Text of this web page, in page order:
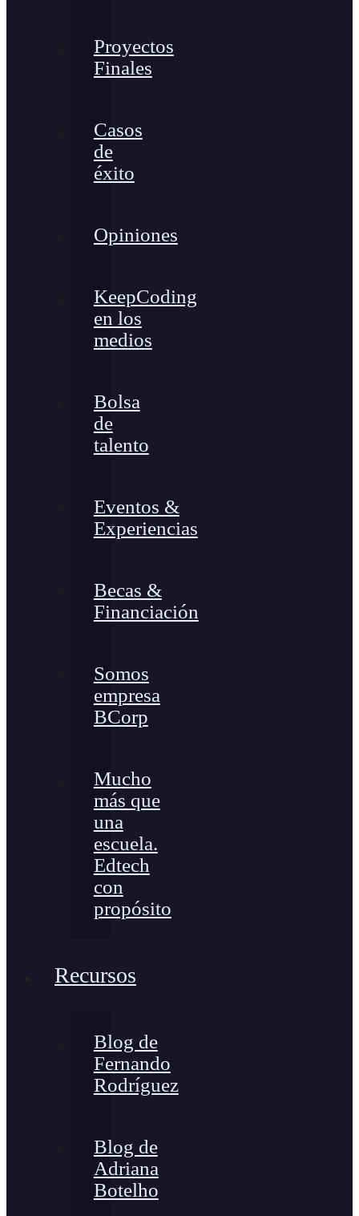
Proyectos
Finales
Casos
de
éxito
Opiniones
KeepCoding
en los
medios
Bolsa
de
talento
Eventos &
Experiencias
Becas &
Financiación
Somos
empresa
BCorp
Mucho
más que
una
escuela.
Edtech
con
propósito
Recursos
Blog de
Fernando
Rodríguez
Blog de
Adriana
Botelho